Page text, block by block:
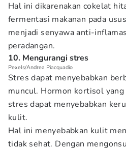
Hal ini dikarenakan cokelat
fermentasi makanan pada
menjadi senyawa anti-
peradangan.
10. Mengurangi stres
Pexels/Andrea Piacquadio
Stres dapat menyebabkan
muncul. Hormon kortisol
stres dapat menyebabkan
kulit.
Hal ini menyebabkan kulit
tidak sehat. Dengan